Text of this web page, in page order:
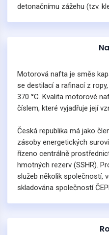
detonačnímu zážehu (tzv.
Motorová nafta je směs
se destilací a rafinací z
370 °C. Kvalita motorové
číslem, které vyjadřuje její
Česká republika má jako
zásoby energetických
řízeno centrálně
hmotných rezerv (SSHR).
služeb několik společností,
skladována společností